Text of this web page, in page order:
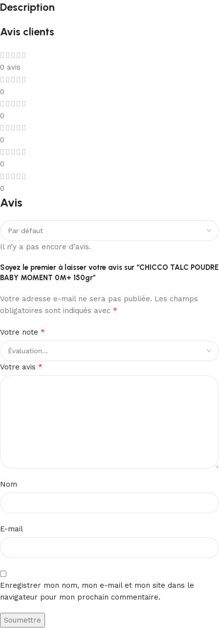
Description
Avis clients
0 avis
0
0
0
0
0
Avis
Il n’y a pas encore d’avis.
Soyez le premier à laisser votre avis sur “CHICCO TALC POUDRE
BABY MOMENT 0M+ 150gr”
Votre adresse e-mail ne sera pas publiée. Les champs
obligatoires sont indiqués avec *
Votre note *
Votre avis *
Nom
E-mail
Enregistrer mon nom, mon e-mail et mon site dans le
navigateur pour mon prochain commentaire.